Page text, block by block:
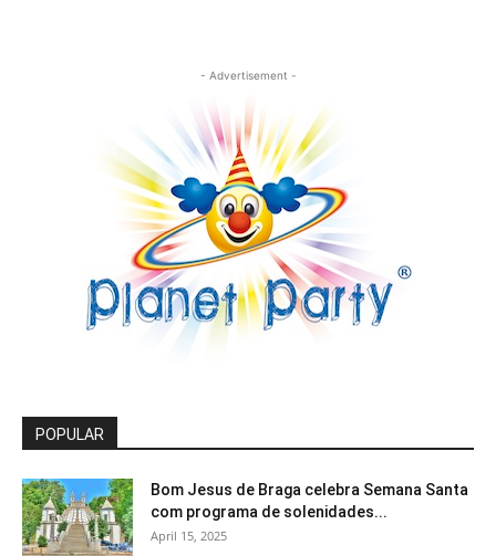
- Advertisement -
POPULAR
Bom Jesus de Braga celebra Semana Santa
com programa de solenidades...
April 15, 2025